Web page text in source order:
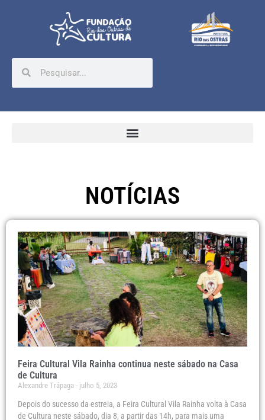
NOTÍCIAS
Feira Cultural Vila Rainha continua neste sábado na Casa
de Cultura
Alexandre Trápaga julho 5, 2023
Depois do sucesso da estreia, a Feira Cultural Vila Rainha volta à Casa
de Cultura neste sábado, dia 8, a partir das 14h, para mais uma